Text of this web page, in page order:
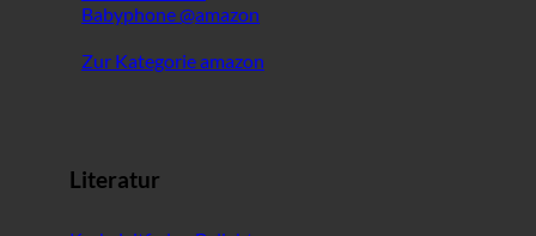
Babyphone @amazon
Zur Kategorie amazon
Literatur